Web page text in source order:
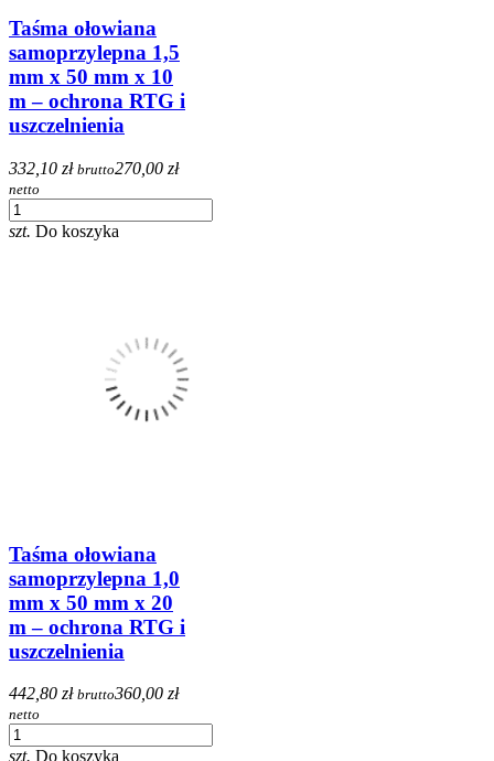
Taśma ołowiana
samoprzylepna 1,5
mm x 50 mm x 10
m – ochrona RTG i
uszczelnienia
332,10 zł brutto270,00 zł
netto
szt. Do koszyka
Taśma ołowiana
samoprzylepna 1,0
mm x 50 mm x 20
m – ochrona RTG i
uszczelnienia
442,80 zł brutto360,00 zł
netto
szt. Do koszyka